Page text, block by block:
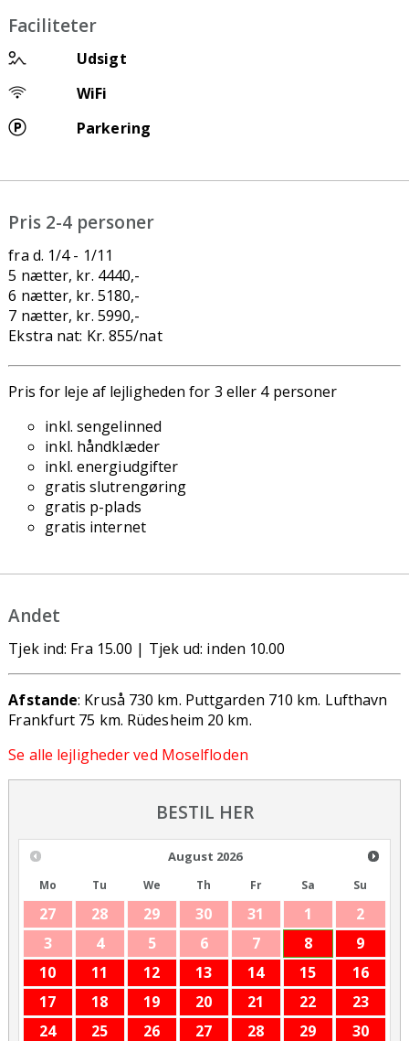
Faciliteter
Udsigt
WiFi
Parkering
Pris 2-4 personer
fra d. 1/4 - 1/11
5 nætter, kr. 4440,-
6 nætter, kr. 5180,-
7 nætter, kr. 5990,-
Ekstra nat: Kr. 855/nat
Pris for leje af lejligheden for 3 eller 4 personer
inkl. sengelinned
inkl. håndklæder
inkl. energiudgifter
gratis slutrengøring
gratis p-plads
gratis internet
Andet
Tjek ind: Fra 15.00 | Tjek ud: inden 10.00
Afstande: Kruså 730 km. Puttgarden 710 km. Lufthavn
Frankfurt 75 km. Rüdesheim 20 km.
Se alle lejligheder ved Moselfloden
BESTIL HER
August 2026
Mo Tu We Th Fr Sa Su
27 28 29 30 31 1
2
3
4 5 6 7 8
9
10
11 12 13 14 15
16
17
18 19 20 21 22
23
24
25 26 27 28 29
30